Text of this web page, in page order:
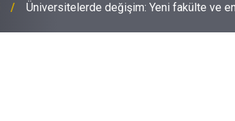
MEB’de üst düzey değişim: Genel